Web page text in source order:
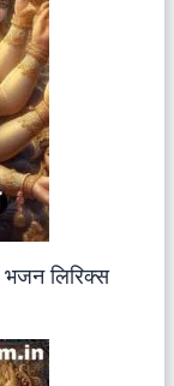
लिरिक्स